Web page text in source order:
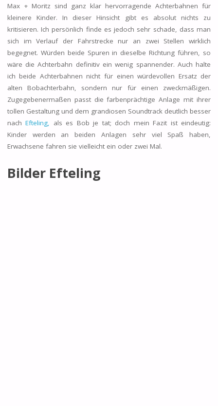
Max + Moritz sind ganz klar hervorragende Achterbahnen für
kleinere Kinder. In dieser Hinsicht gibt es absolut nichts zu
kritisieren. Ich persönlich finde es jedoch sehr schade, dass man
sich im Verlauf der Fahrstrecke nur an zwei Stellen wirklich
begegnet. Würden beide Spuren in dieselbe Richtung führen, so
wäre die Achterbahn definitiv ein wenig spannender. Auch halte
ich beide Achterbahnen nicht für einen würdevollen Ersatz der
alten Bobachterbahn, sondern nur für einen zweckmäßigen.
Zugegebenermaßen passt die farbenprächtige Anlage mit ihrer
tollen Gestaltung und dem grandiosen Soundtrack deutlich besser
nachEfteling, als es Bob je tat; doch mein Fazit ist eindeutig:
Kinder werden an beiden Anlagen sehr viel Spaß haben,
Erwachsene fahren sie vielleicht ein oder zwei Mal.
Bilder Efteling